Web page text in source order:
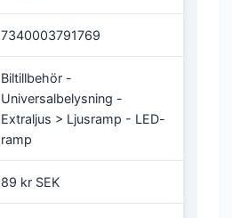
7340003791769
Biltillbehör -
Universalbelysning -
Extraljus > Ljusramp - LED-
ramp
89 kr SEK